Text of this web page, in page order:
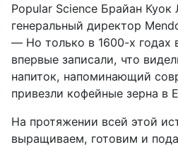
Popular Science Брайан
генеральный директор
— Но только в 1600-х годах
впервые записали, что
напиток, напоминающий
привезли кофейные зерна в
На протяжении всей этой
выращиваем, готовим и